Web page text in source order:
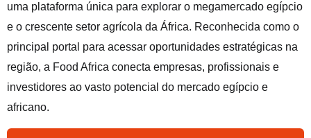
uma plataforma única para explorar o megamercado egípcio
e o crescente setor agrícola da África. Reconhecida como o
principal portal para acessar oportunidades estratégicas na
região, a Food Africa conecta empresas, profissionais e
investidores ao vasto potencial do mercado egípcio e
africano.